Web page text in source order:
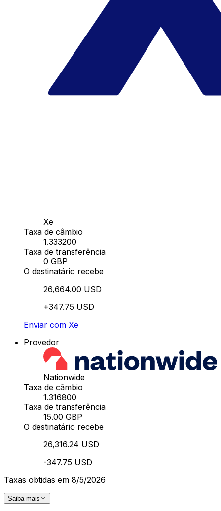
Xe
Taxa de câmbio
1.333200
Taxa de transferência
0 GBP
O destinatário recebe
26,664.00 USD
+347.75 USD
Enviar com Xe
Provedor
Nationwide
Taxa de câmbio
1.316800
Taxa de transferência
15.00 GBP
O destinatário recebe
26,316.24 USD
-347.75 USD
Taxas obtidas em 8/5/2026
Saiba mais